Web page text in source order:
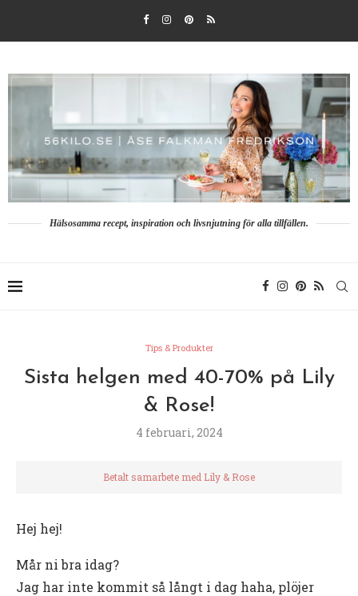
Hälsosamma recept, inspiration och livsnjutning för alla tillfällen.
Tips & Produkter
Sista helgen med 40-70% på Lily
& Rose!
4 februari, 2024
Betalt samarbete med Lily & Rose
Hej hej!
Mår ni bra idag?
Jag har inte kommit så långt i dag haha, plöjer